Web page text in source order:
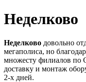
Неделково
Неделково довольно
мегаполиса, но
множесту филиалов по
доставку и монтаж
2-х дней.